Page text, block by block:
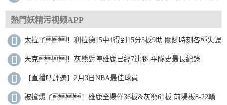
聖埃蒂安
熱門妖精污视频APP
太拉了！利拉德15中4得到15分3板9助 關鍵時刻各種失誤
天克！灰熊對陣雄鹿已經7連勝 平隊史最長紀錄
【直播吧評選】2月3日NBA最佳球員
被搶爆了！雄鹿全場僅36板&灰熊61板 前場板8-22輸